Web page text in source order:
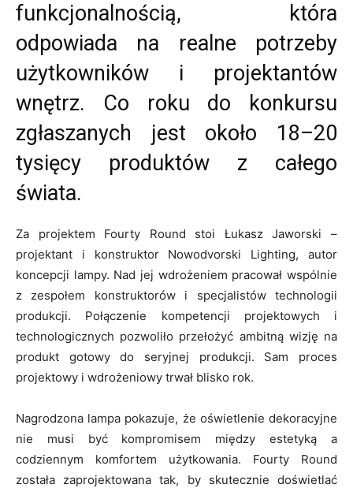
funkcjonalnością, która
odpowiada na realne potrzeby
użytkowników i projektantów
wnętrz. Co roku do konkursu
zgłaszanych jest około 18–20
tysięcy produktów z całego
świata.
Za projektem Fourty Round stoi Łukasz Jaworski –
projektant i konstruktor Nowodvorski Lighting, autor
koncepcji lampy. Nad jej wdrożeniem pracował wspólnie
z zespołem konstruktorów i specjalistów technologii
produkcji. Połączenie kompetencji projektowych i
technologicznych pozwoliło przełożyć ambitną wizję na
produkt gotowy do seryjnej produkcji. Sam proces
projektowy i wdrożeniowy trwał blisko rok.
Nagrodzona lampa pokazuje, że oświetlenie dekoracyjne
nie musi być kompromisem między estetyką a
codziennym komfortem użytkowania. Fourty Round
została zaprojektowana tak, by skutecznie doświetlać